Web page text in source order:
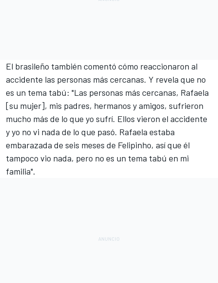
El brasileño también comentó cómo reaccionaron al
accidente las personas más cercanas. Y revela que no
es un tema tabú: "Las personas más cercanas, Rafaela
[su mujer], mis padres, hermanos y amigos, sufrieron
mucho más de lo que yo sufrí. Ellos vieron el accidente
y yo no vi nada de lo que pasó. Rafaela estaba
embarazada de seis meses de Felipinho, así que él
tampoco vio nada, pero no es un tema tabú en mi
familia".